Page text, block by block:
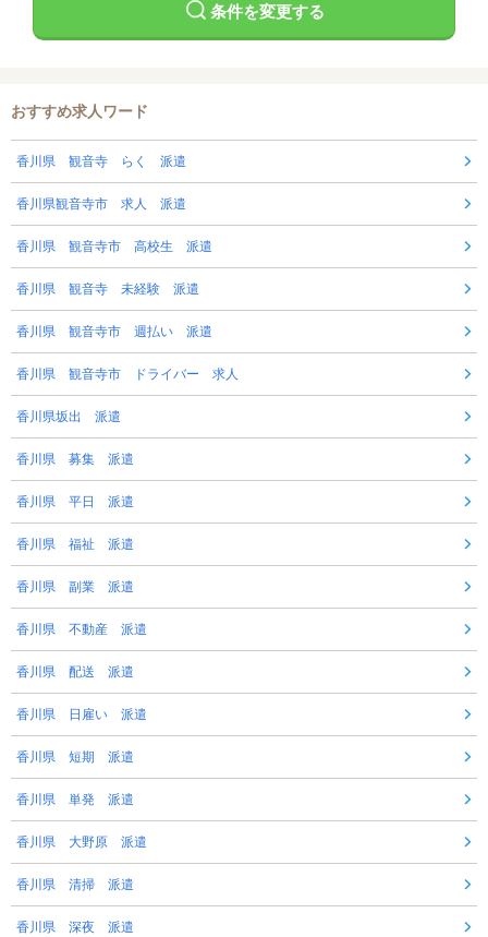
条件を変更する
おすすめ求人ワード
香川県 観音寺 らく 派遣
香川県観音寺市 求人 派遣
香川県 観音寺市 高校生 派遣
香川県 観音寺 未経験 派遣
香川県 観音寺市 週払い 派遣
香川県 観音寺市 ドライバー 求人
香川県坂出 派遣
香川県 募集 派遣
香川県 平日 派遣
香川県 福祉 派遣
香川県 副業 派遣
香川県 不動産 派遣
香川県 配送 派遣
香川県 日雇い 派遣
香川県 短期 派遣
香川県 単発 派遣
香川県 大野原 派遣
香川県 清掃 派遣
香川県 深夜 派遣